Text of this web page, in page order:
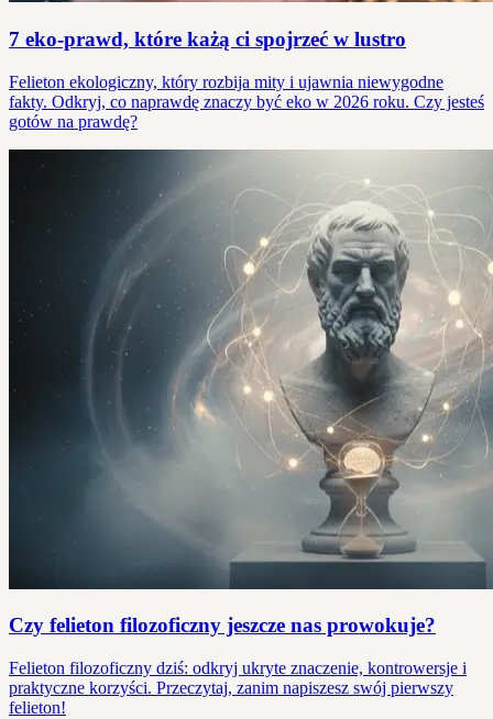
7 eko-prawd, które każą ci spojrzeć w lustro
Felieton ekologiczny, który rozbija mity i ujawnia niewygodne
fakty. Odkryj, co naprawdę znaczy być eko w 2026 roku. Czy jesteś
gotów na prawdę?
Czy felieton filozoficzny jeszcze nas prowokuje?
Felieton filozoficzny dziś: odkryj ukryte znaczenie, kontrowersje i
praktyczne korzyści. Przeczytaj, zanim napiszesz swój pierwszy
felieton!